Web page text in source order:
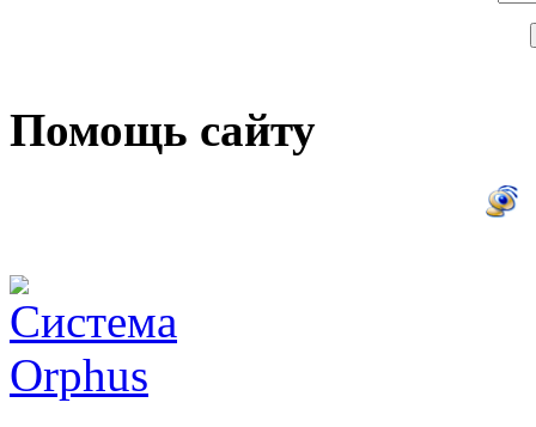
Помощь сайту